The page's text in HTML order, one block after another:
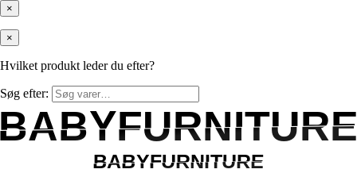
×
×
Hvilket produkt leder du efter?
Søg efter:
BABYFURNITURE
BABYFURNITURE